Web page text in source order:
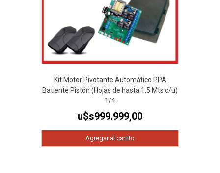
Kit Motor Pivotante Automático PPA
Batiente Pistón (Hojas de hasta 1,5 Mts c/u)
1/4
u$s999.999,00
Agregar al carrito